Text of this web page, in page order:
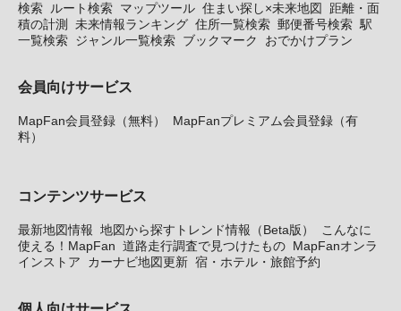
検索 ルート検索 マップツール 住まい探し×未来地図
距離・面
積の計測
未来情報ランキング 住所一覧検索 郵便番号検索 駅
一覧検索 ジャンル一覧検索 ブックマーク おでかけプラン
会員向けサービス
MapFan会員登録（無料）
MapFanプレミアム会員登録（有
料）
コンテンツサービス
最新地図情報 地図から探すトレンド情報（Beta版）
こんなに
使える！MapFan 道路走行調査で見つけたもの MapFanオンラ
インストア
カーナビ地図更新 宿・ホテル・旅館予約